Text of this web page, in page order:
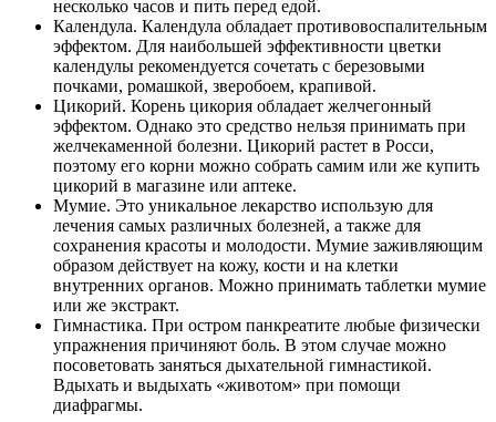
несколько часов и пить перед едой.
Календула. Календула обладает противовоспалительным
эффектом. Для наибольшей эффективности цветки
календулы рекомендуется сочетать с березовыми
почками, ромашкой, зверобоем, крапивой.
Цикорий. Корень цикория обладает желчегонный
эффектом. Однако это средство нельзя принимать при
желчекаменной болезни. Цикорий растет в Росси,
поэтому его корни можно собрать самим или же купить
цикорий в магазине или аптеке.
Мумие. Это уникальное лекарство использую для
лечения самых различных болезней, а также для
сохранения красоты и молодости. Мумие заживляющим
образом действует на кожу, кости и на клетки
внутренних органов. Можно принимать таблетки мумие
или же экстракт.
Гимнастика. При остром панкреатите любые физически
упражнения причиняют боль. В этом случае можно
посоветовать заняться дыхательной гимнастикой.
Вдыхать и выдыхать «животом» при помощи
диафрагмы.